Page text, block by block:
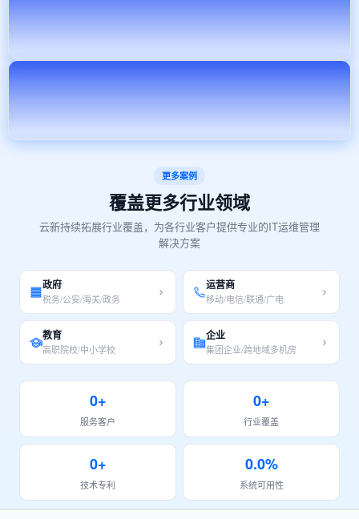
更多案例
覆盖更多行业领域
云新持续拓展行业覆盖，为各行业客户提供专业的IT运维管理
解决方案
政府
税务/公安/海关/政务
运营商
移动/电信/联通/广电
教育
高职院校/中小学校
企业
集团企业/跨地域多机房
0+
服务客户
0+
行业覆盖
0+
技术专利
0.0%
系统可用性